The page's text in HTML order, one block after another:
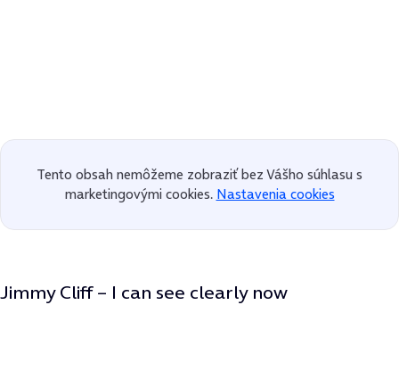
Tento obsah nemôžeme zobraziť bez Vášho súhlasu s
marketingovými cookies. Nastavenia cookies
Jimmy Cliff – I can see clearly now